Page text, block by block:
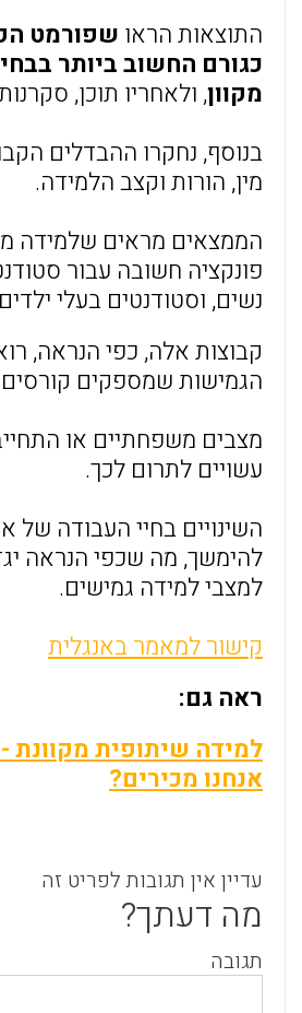
התוצאות הראו שפורמט
כגורם החשוב ביותר
מקוון, ולאחריו תוכן,
בנוסף, נחקרו ההבדלים
מין, הורות וקצב הלמידה.
הממצאים מראים שלמידה
פונקציה חשובה עבור
נשים, וסטודנטים בעלי
קבוצות אלה, כפי הנראה,
הגמישות שמספקים קורסים
מצבים משפחתיים או
עשויים לתרום לכך.
השינויים בחיי העבודה של
להימשך, מה שכפי הנראה
למצבי למידה גמישים.
קישור למאמר באנגלית
ראה גם:
למידה שיתופית מקוונת
אנחנו מכירים?
עדיין אין תגובות לפריט זה
מה דעתך?
תגובה